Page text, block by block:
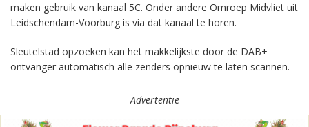
maken gebruik van kanaal 5C. Onder andere Omroep Midvliet uit
Leidschendam-Voorburg is via dat kanaal te horen.
Sleutelstad opzoeken kan het makkelijkste door de DAB+
ontvanger automatisch alle zenders opnieuw te laten scannen.
Advertentie